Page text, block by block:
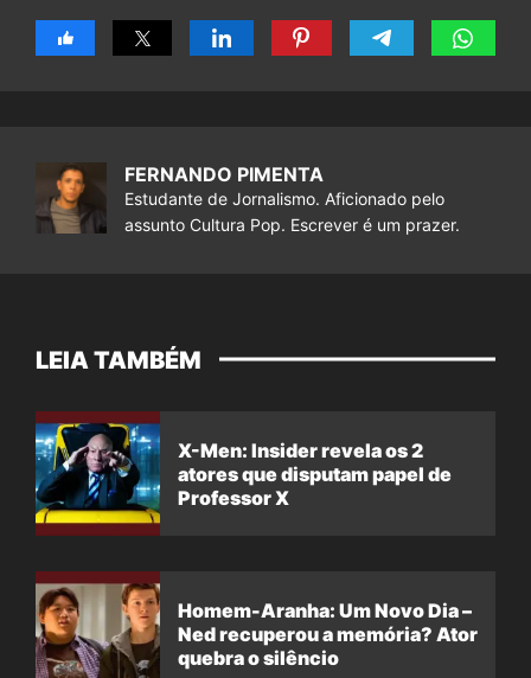
FERNANDO PIMENTA
Estudante de Jornalismo. Aficionado pelo
assunto Cultura Pop. Escrever é um prazer.
LEIA TAMBÉM
X-Men: Insider revela os 2
atores que disputam papel de
Professor X
Homem-Aranha: Um Novo Dia –
Ned recuperou a memória? Ator
quebra o silêncio